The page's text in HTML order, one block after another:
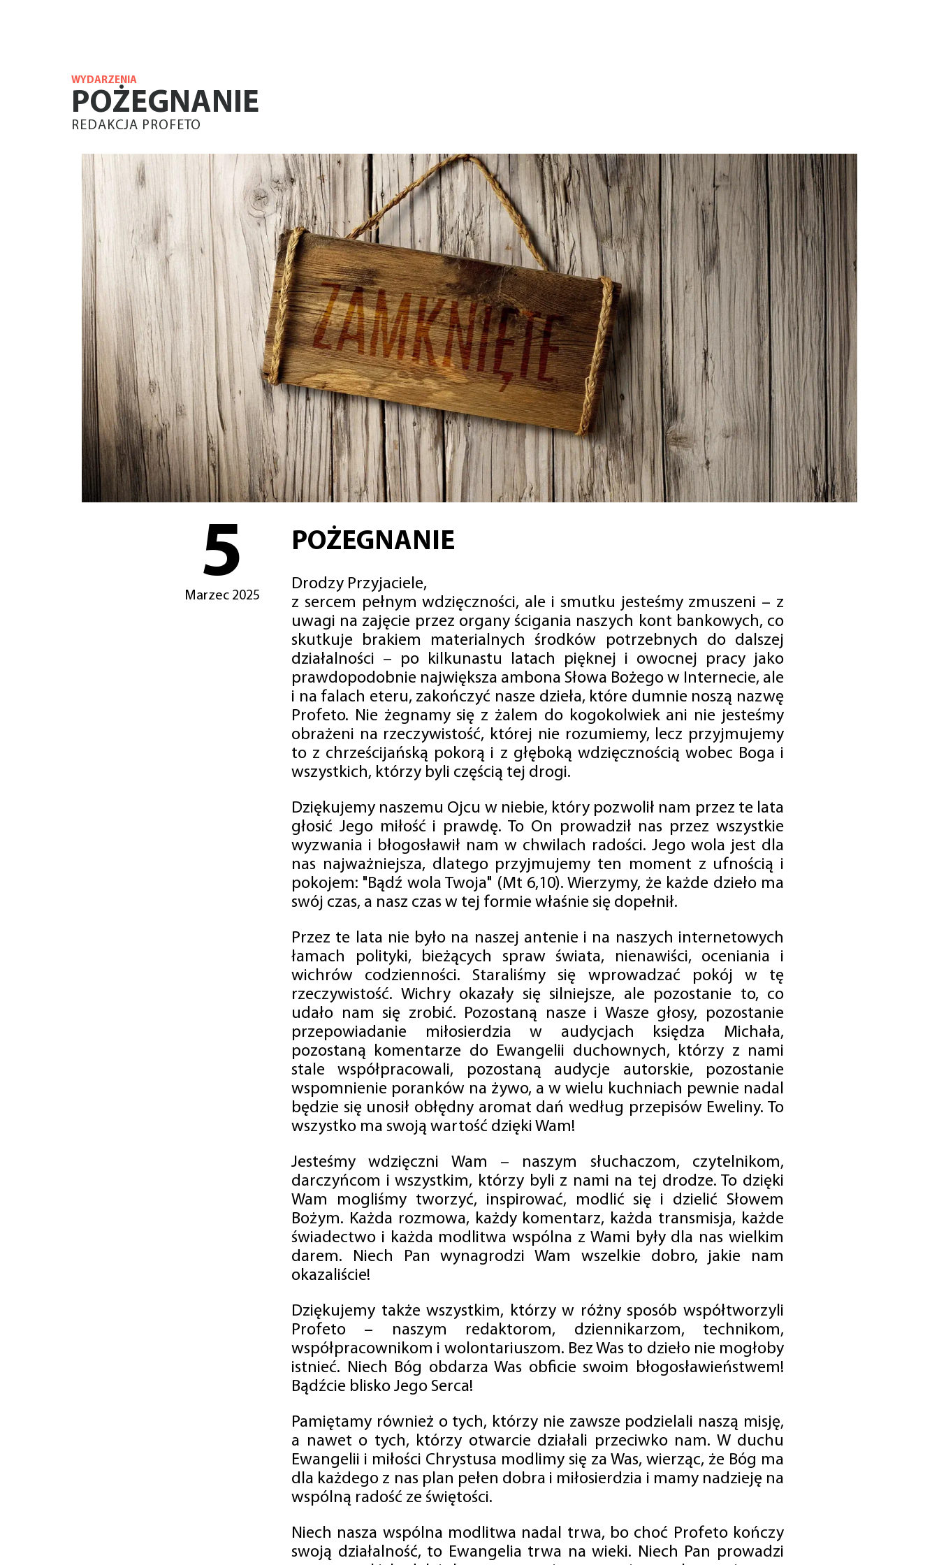
WYDARZENIA
POŻEGNANIE
REDAKCJA PROFETO
5
Marzec 2025
POŻEGNANIE
Drodzy Przyjaciele,
z sercem pełnym wdzięczności, ale i smutku jesteśmy zmuszeni – z
uwagi na zajęcie przez organy ścigania naszych kont bankowych, co
skutkuje brakiem materialnych środków potrzebnych do dalszej
działalności – po kilkunastu latach pięknej i owocnej pracy jako
prawdopodobnie największa ambona Słowa Bożego w Internecie, ale
i na falach eteru, zakończyć nasze dzieła, które dumnie noszą nazwę
Profeto. Nie żegnamy się z żalem do kogokolwiek ani nie jesteśmy
obrażeni na rzeczywistość, której nie rozumiemy, lecz przyjmujemy
to z chrześcijańską pokorą i z głęboką wdzięcznością wobec Boga i
wszystkich, którzy byli częścią tej drogi.
Dziękujemy naszemu Ojcu w niebie, który pozwolił nam przez te lata
głosić Jego miłość i prawdę. To On prowadził nas przez wszystkie
wyzwania i błogosławił nam w chwilach radości. Jego wola jest dla
nas najważniejsza, dlatego przyjmujemy ten moment z ufnością i
pokojem: "Bądź wola Twoja" (Mt 6,10). Wierzymy, że każde dzieło ma
swój czas, a nasz czas w tej formie właśnie się dopełnił.
Przez te lata nie było na naszej antenie i na naszych internetowych
łamach polityki, bieżących spraw świata, nienawiści, oceniania i
wichrów codzienności. Staraliśmy się wprowadzać pokój w tę
rzeczywistość. Wichry okazały się silniejsze, ale pozostanie to, co
udało nam się zrobić. Pozostaną nasze i Wasze głosy, pozostanie
przepowiadanie miłosierdzia w audycjach księdza Michała,
pozostaną komentarze do Ewangelii duchownych, którzy z nami
stale współpracowali, pozostaną audycje autorskie, pozostanie
wspomnienie poranków na żywo, a w wielu kuchniach pewnie nadal
będzie się unosił obłędny aromat dań według przepisów Eweliny. To
wszystko ma swoją wartość dzięki Wam!
Jesteśmy wdzięczni Wam – naszym słuchaczom, czytelnikom,
darczyńcom i wszystkim, którzy byli z nami na tej drodze. To dzięki
Wam mogliśmy tworzyć, inspirować, modlić się i dzielić Słowem
Bożym. Każda rozmowa, każdy komentarz, każda transmisja, każde
świadectwo i każda modlitwa wspólna z Wami były dla nas wielkim
darem. Niech Pan wynagrodzi Wam wszelkie dobro, jakie nam
okazaliście!
Dziękujemy także wszystkim, którzy w różny sposób współtworzyli
Profeto – naszym redaktorom, dziennikarzom, technikom,
współpracownikom i wolontariuszom. Bez Was to dzieło nie mogłoby
istnieć. Niech Bóg obdarza Was obficie swoim błogosławieństwem!
Bądźcie blisko Jego Serca!
Pamiętamy również o tych, którzy nie zawsze podzielali naszą misję,
a nawet o tych, którzy otwarcie działali przeciwko nam. W duchu
Ewangelii i miłości Chrystusa modlimy się za Was, wierząc, że Bóg ma
dla każdego z nas plan pełen dobra i miłosierdzia i mamy nadzieję na
wspólną radość ze świętości.
Niech nasza wspólna modlitwa nadal trwa, bo choć Profeto kończy
swoją działalność, to Ewangelia trwa na wieki. Niech Pan prowadzi